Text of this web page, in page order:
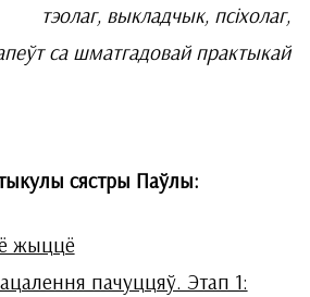
тэолаг, выкладчык, псіхолаг,
са шматгадовай практыкай
сястры Паўлы:
жыццё
пачуццяў. Этап 1: